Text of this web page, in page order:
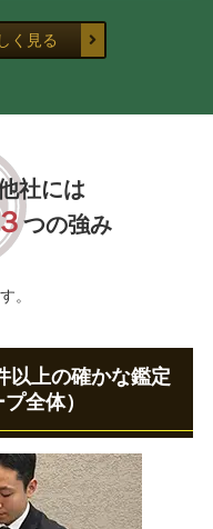
く見る
社には
３つの強み
。
以上の確かな鑑定
全体）